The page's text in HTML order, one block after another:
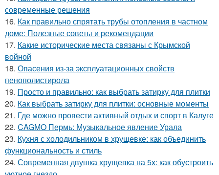
современные решения
16. Как правильно спрятать трубы отопления в частном
доме: Полезные советы и рекомендации
17. Какие исторические места связаны с Крымской
войной
18. Опасения из-за эксплуатационных свойств
пенополистирола
19. Просто и правильно: как выбрать затирку для плитки
20. Как выбрать затирку для плитки: основные моменты
21. Где можно провести активный отдых и спорт в Калуге
22. CAGMO Пермь: Музыкальное явление Урала
23. Кухня с холодильником в хрущевке: как объединить
функциональность и стиль
24. Современная двушка хрущевка на 5х: как обустроить